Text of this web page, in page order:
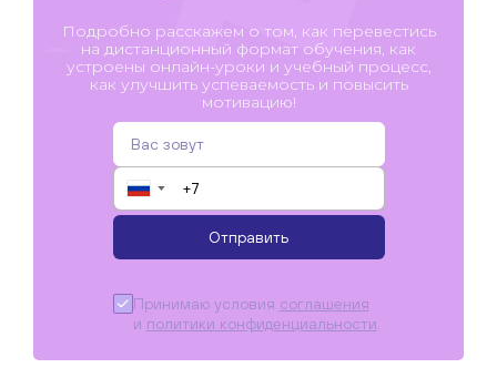
Подробно расскажем о том, как перевестись
на дистанционный формат обучения, как
устроены онлайн-уроки и учебный процесс,
как улучшить успеваемость и повысить
мотивацию!
▼
Отправить
Принимаю условия соглашения
и политики конфиденциальности